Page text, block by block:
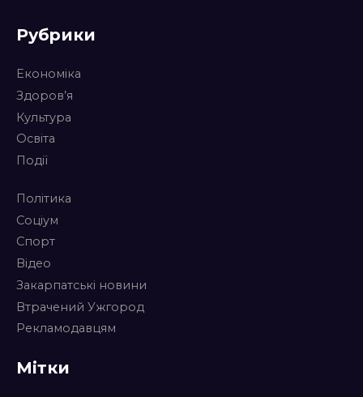
Рубрики
Економіка
Здоров’я
Культура
Освіта
Події
Політика
Соціум
Спорт
Відео
Закарпатські новини
Втрачений Ужгород
Рекламодавцям
Мітки